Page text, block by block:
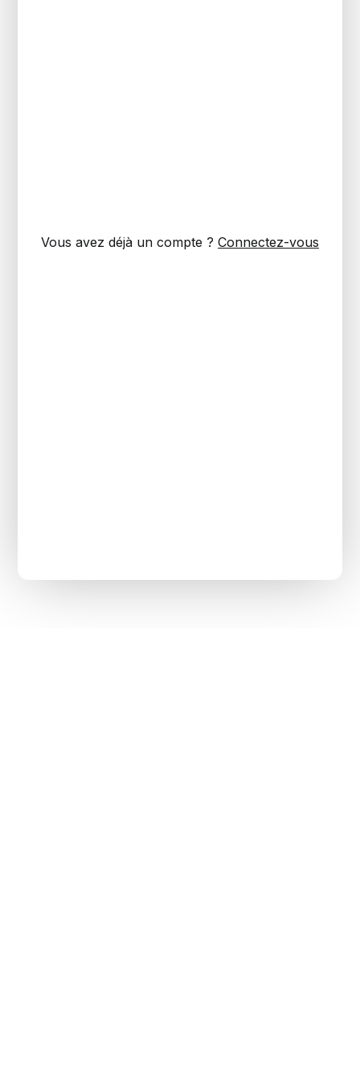
Vous avez déjà un compte ? Connectez-vous